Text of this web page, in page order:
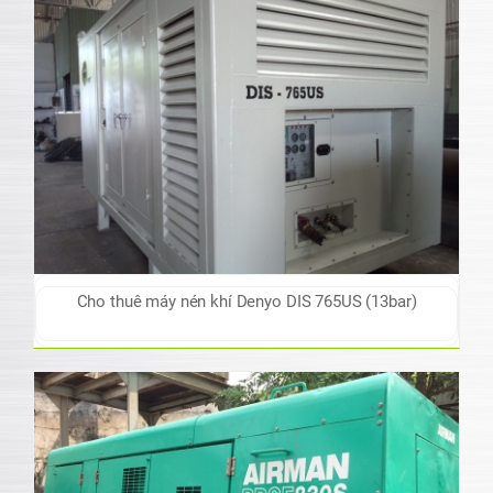
Cho thuê máy nén khí Denyo DIS 765US (13bar)